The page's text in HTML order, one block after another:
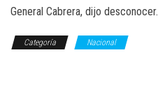
General Cabrera, dijo desconocer.
Categoría Nacional